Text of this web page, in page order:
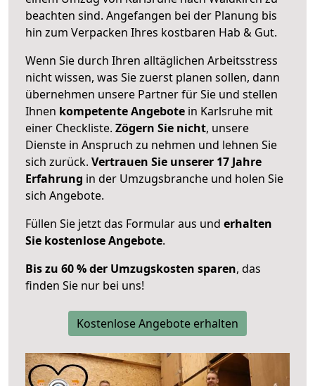
beachten sind. Angefangen bei der Planung bis
hin zum Verpacken Ihres kostbaren Hab & Gut.
Wenn Sie durch Ihren alltäglichen Arbeitsstress
nicht wissen, was Sie zuerst planen sollen, dann
übernehmen unsere Partner für Sie und stellen
Ihnen kompetente Angebote in Karlsruhe mit
einer Checkliste. Zögern Sie nicht, unsere
Dienste in Anspruch zu nehmen und lehnen Sie
sich zurück. Vertrauen Sie unserer 17 Jahre
Erfahrung in der Umzugsbranche und holen Sie
sich Angebote.
Füllen Sie jetzt das Formular aus und erhalten
Sie kostenlose Angebote.
Bis zu 60 % der Umzugskosten sparen, das
finden Sie nur bei uns!
Kostenlose Angebote erhalten